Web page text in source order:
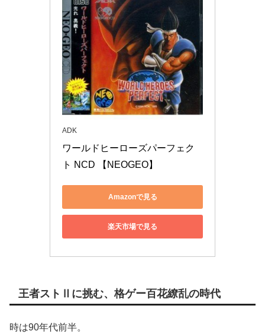
ADK
ワールドヒーローズパーフェク
ト NCD 【NEOGEO】
Amazonで見る
楽天市場で見る
王者ストⅡに挑む、格ゲー百花繚乱の時代
時は90年代前半。